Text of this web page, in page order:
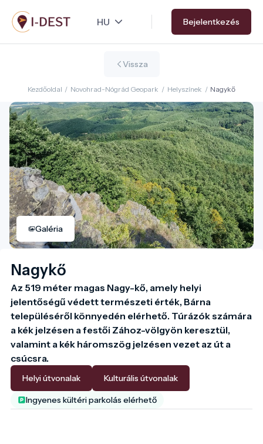
Ugrás
a
tartalomra
Bejelentkezés
Vissza
Kezdőoldal / Novohrad-Nógrád Geopark / Helyszínek / Nagykő
Galéria
Nagykő
Az 519 méter magas Nagy-kő, amely helyi
jelentőségű védett természeti érték, Bárna
településéről könnyedén elérhető. Túrázók számára
a kék jelzésen a festői Zához-völgyön keresztül,
valamint a kék háromszög jelzésen vezet az út a
csúcsra.
Helyi útvonalak Kulturális útvonalak
Ingyenes kültéri parkolás elérhető